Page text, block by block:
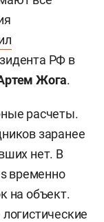
РФ в
Жога.
расчеты.
заранее
нет. В
временно
на объект.